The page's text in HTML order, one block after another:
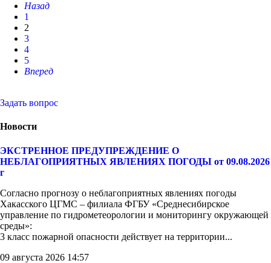
Назад
1
2
3
4
5
Вперед
Задать вопрос
Новости
ЭКСТРЕННОЕ ПРЕДУПРЕЖДЕНИЕ О
НЕБЛАГОПРИЯТНЫХ ЯВЛЕНИЯХ ПОГОДЫ от 09.08.2026
г
Согласно прогнозу о неблагоприятных явлениях погоды
Хакасского ЦГМС – филиала ФГБУ «Среднесибирское
управление по гидрометеорологии и мониторингу окружающей
среды»:
3 класс пожарной опасности действует на территории...
09 августа 2026 14:57